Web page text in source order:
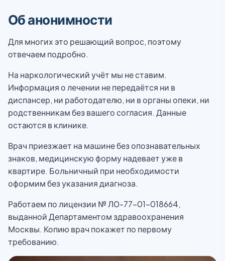
Об анонимности
Для многих это решающий вопрос, поэтому
отвечаем подробно.
На наркологический учёт мы не ставим.
Информация о лечении не передаётся ни в
диспансер, ни работодателю, ни в органы опеки, ни
родственникам без вашего согласия. Данные
остаются в клинике.
Врач приезжает на машине без опознавательных
знаков, медицинскую форму надевает уже в
квартире. Больничный при необходимости
оформим без указания диагноза.
Работаем по лицензии № ЛО-77-01-018664,
выданной Департаментом здравоохранения
Москвы. Копию врач покажет по первому
требованию.